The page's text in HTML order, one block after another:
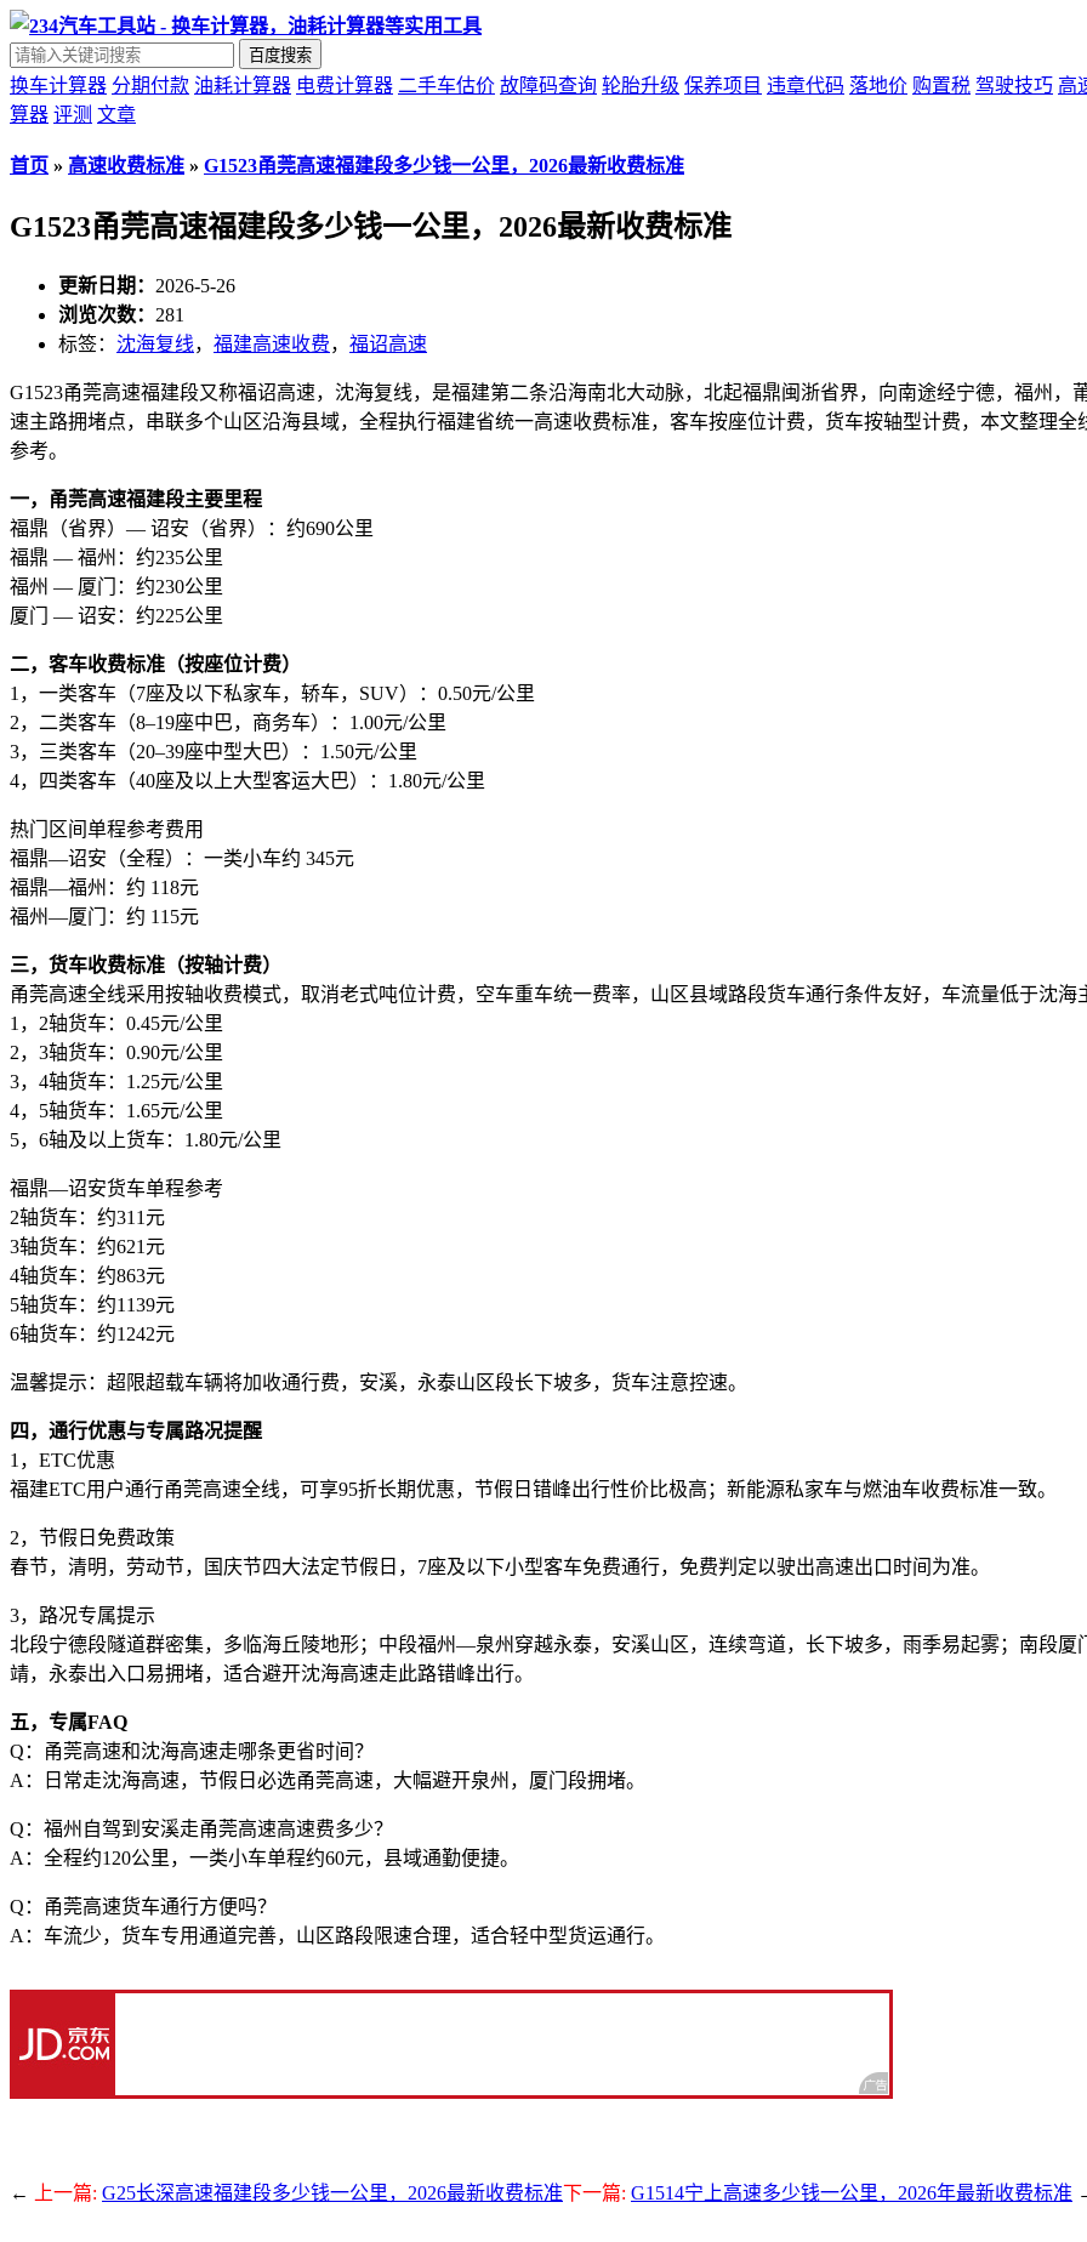
百度搜索
换车计算器 分期付款 油耗计算器 电费计算器 二手车估价 故障码查询 轮胎升级 保养项目 违章代码 落地价 购置税 驾驶技巧 高
算器 评测 文章
首页 » 高速收费标准 » G1523甬莞高速福建段多少钱一公里，2026最新收费标准
G1523甬莞高速福建段多少钱一公里，2026最新收费标准
更新日期： 2026-5-26
浏览次数： 281
标签： 沈海复线， 福建高速收费， 福诏高速
G1523甬莞高速福建段又称福诏高速，沈海复线，是福建第二条沿海南北大动脉，北起福鼎闽浙省界，向南途经宁德，福州
速主路拥堵点，串联多个山区沿海县域，全程执行福建省统一高速收费标准，客车按座位计费，货车按轴型计费，本文整理
参考。
一，甬莞高速福建段主要里程
福鼎（省界）— 诏安（省界）：约690公里
福鼎 — 福州：约235公里
福州 — 厦门：约230公里
厦门 — 诏安：约225公里
二，客车收费标准（按座位计费）
1，一类客车（7座及以下私家车，轿车，SUV）：0.50元/公里
2，二类客车（8–19座中巴，商务车）：1.00元/公里
3，三类客车（20–39座中型大巴）：1.50元/公里
4，四类客车（40座及以上大型客运大巴）：1.80元/公里
热门区间单程参考费用
福鼎—诏安（全程）：一类小车约 345元
福鼎—福州：约 118元
福州—厦门：约 115元
三，货车收费标准（按轴计费）
甬莞高速全线采用按轴收费模式，取消老式吨位计费，空车重车统一费率，山区县域路段货车通行条件友好，车流量低于沈海
1，2轴货车：0.45元/公里
2，3轴货车：0.90元/公里
3，4轴货车：1.25元/公里
4，5轴货车：1.65元/公里
5，6轴及以上货车：1.80元/公里
福鼎—诏安货车单程参考
2轴货车：约311元
3轴货车：约621元
4轴货车：约863元
5轴货车：约1139元
6轴货车：约1242元
温馨提示：超限超载车辆将加收通行费，安溪，永泰山区段长下坡多，货车注意控速。
四，通行优惠与专属路况提醒
1，ETC优惠
福建ETC用户通行甬莞高速全线，可享95折长期优惠，节假日错峰出行性价比极高；新能源私家车与燃油车收费标准一致。
2，节假日免费政策
春节，清明，劳动节，国庆节四大法定节假日，7座及以下小型客车免费通行，免费判定以驶出高速出口时间为准。
3，路况专属提示
北段宁德段隧道群密集，多临海丘陵地形；中段福州—泉州穿越永泰，安溪山区，连续弯道，长下坡多，雨季易起雾；南段
靖，永泰出入口易拥堵，适合避开沈海高速走此路错峰出行。
五，专属FAQ
Q：甬莞高速和沈海高速走哪条更省时间？
A：日常走沈海高速，节假日必选甬莞高速，大幅避开泉州，厦门段拥堵。
Q：福州自驾到安溪走甬莞高速高速费多少？
A：全程约120公里，一类小车单程约60元，县域通勤便捷。
Q：甬莞高速货车通行方便吗？
A：车流少，货车专用通道完善，山区路段限速合理，适合轻中型货运通行。
← 上一篇: G25长深高速福建段多少钱一公里，2026最新收费标准下一篇: G1514宁上高速多少钱一公里，2026年最新收费标准